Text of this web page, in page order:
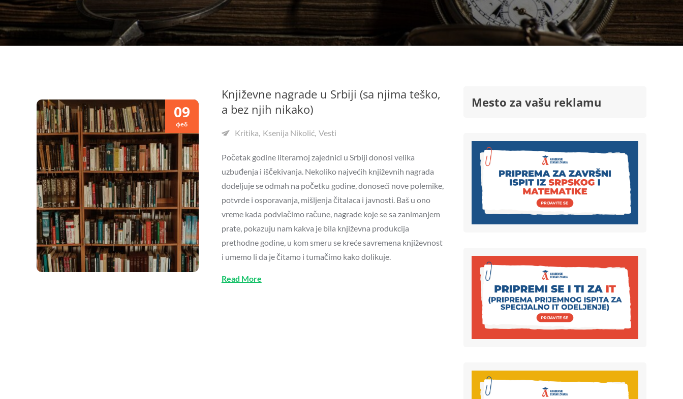
09
феб
Književne nagrade u Srbiji (sa njima teško,
a bez njih nikako)
Kritika Ksenija Nikolić Vesti
Početak godine literarnoj zajednici u Srbiji donosi velika
uzbuđenja i iščekivanja. Nekoliko najvećih književnih nagrada
dodeljuje se odmah na početku godine, donoseći nove polemike,
potvrde i osporavanja, mišljenja čitalaca i javnosti. Baš u ono
vreme kada podvlačimo račune, nagrade koje se sa zanimanjem
prate, pokazuju nam kakva je bila književna produkcija
prethodne godine, u kom smeru se kreće savremena književnost
i umemo li da je čitamo i tumačimo kako dolikuje.
Read More
Mesto za vašu reklamu